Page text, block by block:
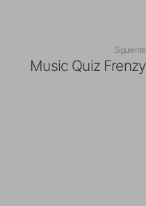
Siguiente
Music Quiz Frenzy